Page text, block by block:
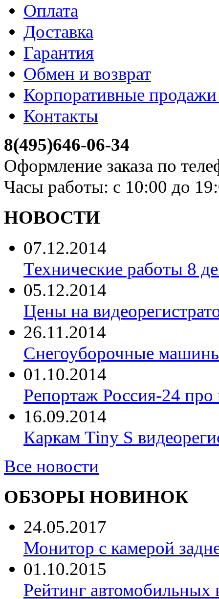
Оплата
Доставка
Гарантия
Обмен и возврат
Корпоративные
Контакты
8(495)646-06-34
Оформление заказа по
Часы работы: с 10:00 до
НОВОСТИ
07.12.2014
Технические работы 8
05.12.2014
Цены на
26.11.2014
Снегоуборочные машины
01.10.2014
Репортаж Россия-24 про
16.09.2014
Каркам Tiny S
Все новости
ОБЗОРЫ НОВИНОК
24.05.2017
Монитор с камерой
01.10.2015
Рейтинг автомобильных